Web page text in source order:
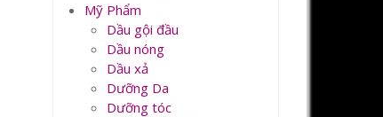
Mỹ Phẩm
Dầu gội đầu
Dầu nóng
Dầu xả
Dưỡng Da
Dưỡng tóc